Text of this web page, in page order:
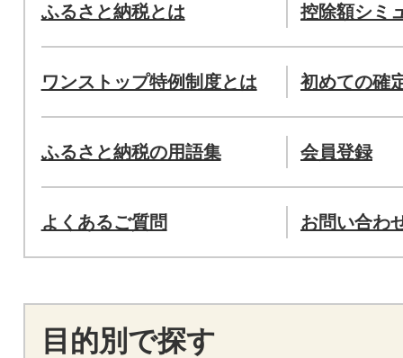
ふるさと納税とは 控除額シミ
ワンストップ特例制度とは 初めての確
ふるさと納税の用語集 会員登録
よくあるご質問 お問い合わ
目的別で探す